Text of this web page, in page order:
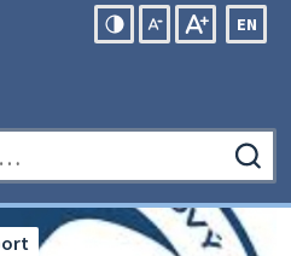
EN